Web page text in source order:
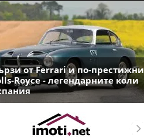
от Ferrari и по-престижни
Royce - легендарните коли